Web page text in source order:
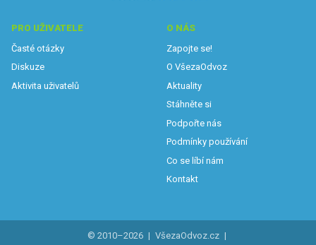
PRO UŽIVATELE
Časté otázky
Diskuze
Aktivita uživatelů
O NÁS
Zapojte se!
O VšezaOdvoz
Aktuality
Stáhněte si
Podpořte nás
Podmínky používání
Co se líbí nám
Kontakt
© 2010–2026 | VšezaOdvoz.cz |